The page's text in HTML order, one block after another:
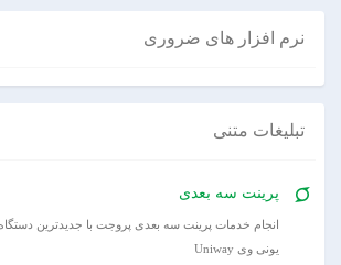
نرم افزار های ضروری
تبلیغات متنی
پرینت سه بعدی
انجام خدمات پرینت سه بعدی پروجت با جدیدترین
یونی وی Uniway